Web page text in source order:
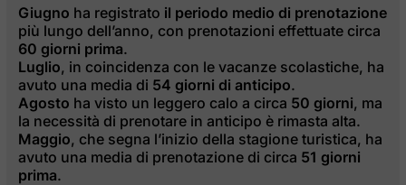
Giugno ha registrato il periodo medio di prenotazione
più lungo dell’anno, con prenotazioni effettuate circa
60 giorni prima.
Luglio, in coincidenza con le vacanze scolastiche, ha
avuto una media di 54 giorni di anticipo.
Agosto ha visto un leggero calo a circa 50 giorni, ma
la necessità di prenotare in anticipo è rimasta alta.
Maggio, che segna l’inizio della stagione turistica, ha
avuto una media di prenotazione di circa 51 giorni
prima.